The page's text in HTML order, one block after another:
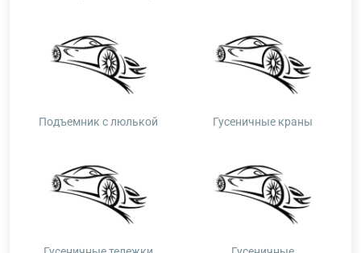
Подъемник с люлькой Гусеничные краны